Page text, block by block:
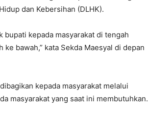
dan Kebersihan (DLHK).
bupati kepada masyarakat di tengah
bawah,” kata Sekda Maesyal di depan
kepada masyarakat melalui
masyarakat yang saat ini membutuhkan.